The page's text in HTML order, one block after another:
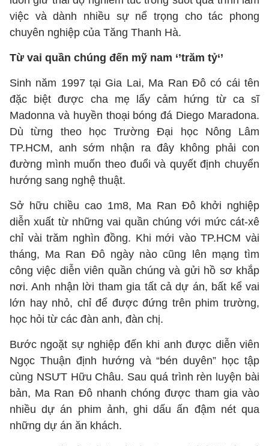
việc và dành nhiều sự nể trọng cho tác phong
chuyên nghiệp của Tăng Thanh Hà.
Từ vai quần chúng đến mỹ nam ‘’trăm tỷ‘’
Sinh năm 1997 tại Gia Lai, Ma Ran Đô có cái tên
đặc biệt được cha mẹ lấy cảm hứng từ ca sĩ
Madonna và huyền thoại bóng đá Diego Maradona.
Dù từng theo học Trường Đại học Nông Lâm
TP.HCM, anh sớm nhận ra đây không phải con
đường mình muốn theo đuổi và quyết định chuyển
hướng sang nghệ thuật.
Sở hữu chiều cao 1m8, Ma Ran Đô khởi nghiệp
diễn xuất từ những vai quần chúng với mức cát-xê
chỉ vài trăm nghìn đồng. Khi mới vào TP.HCM vài
tháng, Ma Ran Đô ngày nào cũng lên mạng tìm
công việc diễn viên quần chúng và gửi hồ sơ khắp
nơi. Anh nhận lời tham gia tất cả dự án, bất kể vai
lớn hay nhỏ, chỉ để được đứng trên phim trường,
học hỏi từ các đàn anh, đàn chị.
Bước ngoặt sự nghiệp đến khi anh được diễn viên
Ngọc Thuận định hướng và “bén duyên” học tập
cùng NSƯT Hữu Châu. Sau quá trình rèn luyện bài
bản, Ma Ran Đô nhanh chóng được tham gia vào
nhiều dự án phim ảnh, ghi dấu ấn đậm nét qua
những dự án ăn khách.